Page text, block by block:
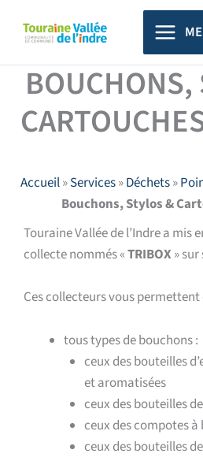
principal
BOUCHONS,
Accueil»Services»Déchets»
Bouchons, Stylos &
Touraine Vallée de l’Indre a mis
collecte nommés «TRIBOX »
Ces collecteurs vous permettent
tous types de bouchons :
ceux des bouteilles
et aromatisées
ceux des bouteilles
ceux des compotes à
ceux des bouteilles